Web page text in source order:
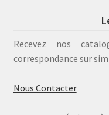
Recevez nos
correspondance sur
Nous Contacter